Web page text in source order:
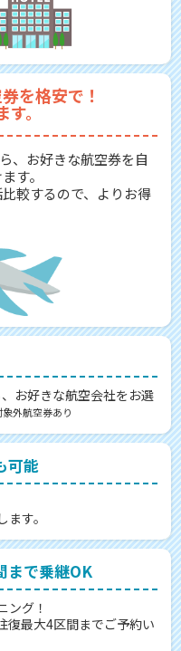
を格安で！
。
、お好きな航空券を自
す。
較するので、よりお得
お好きな航空会社をお選
外航空券あり
可能
す。
まで乗継OK
ング！
復最大4区間までご予約い